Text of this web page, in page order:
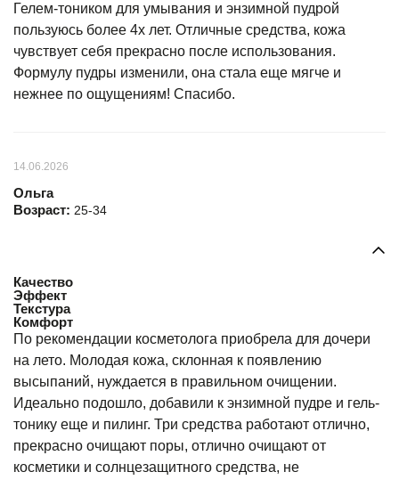
Гелем-тоником для умывания и энзимной пудрой
пользуюсь более 4х лет. Отличные средства, кожа
чувствует себя прекрасно после использования.
Формулу пудры изменили, она стала еще мягче и
нежнее по ощущениям! Спасибо.
14.06.2026
Ольга
Возраст: 25-34
Качество
Эффект
Текстура
Комфорт
По рекомендации косметолога приобрела для дочери
на лето. Молодая кожа, склонная к появлению
высыпаний, нуждается в правильном очищении.
Идеально подошло, добавили к энзимной пудре и гель-
тонику еще и пилинг. Три средства работают отлично,
прекрасно очищают поры, отлично очищают от
косметики и солнцезащитного средства, не